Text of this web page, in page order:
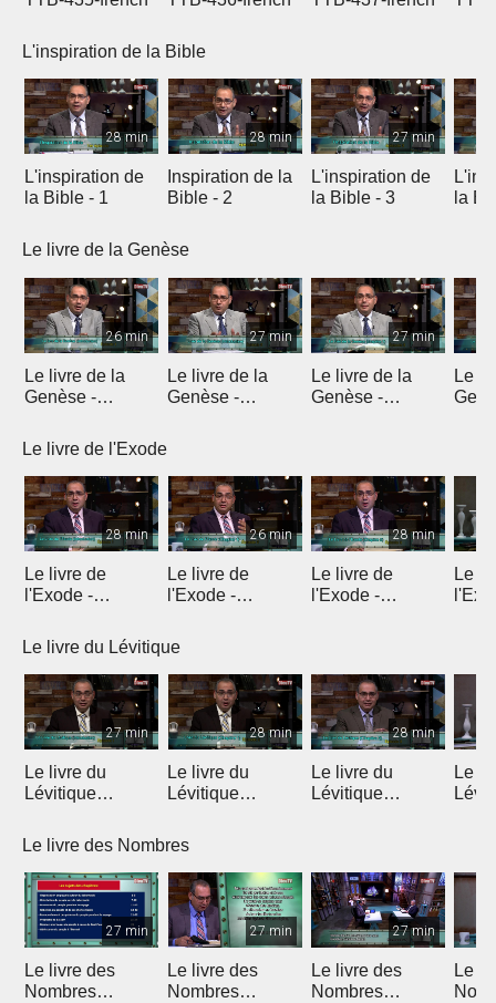
L'inspiration de la Bible
28 min
L'inspiration de
la Bible - 1
28 min
Inspiration de la
Bible - 2
27 min
L'inspiration de
la Bible - 3
la
Le livre de la Genèse
26 min
Le livre de la
Genèse -
27 min
Le livre de la
Genèse -
27 min
Le livre de la
Genèse -
Le
Le livre de l'Exode
28 min
Le livre de
l'Exode -
26 min
Le livre de
l'Exode -
28 min
Le livre de
l'Exode -
Le
Le livre du Lévitique
27 min
Le livre du
Lévitique
28 min
Le livre du
Lévitique
28 min
Le livre du
Lévitique
Le
Le livre des Nombres
27 min
Le livre des
Nombres
27 min
Le livre des
Nombres
27 min
Le livre des
Nombres
Le